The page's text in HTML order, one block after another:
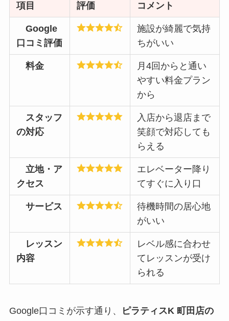
項目 評価 コメント
Google
口コミ評価
施設が綺麗で気持
ちがいい
料金
月4回からと通い
やすい料金プラン
から
スタッフ
の対応
入店から退店まで
笑顔で対応しても
らえる
立地・ア
クセス
エレベーター降り
てすぐに入り口
サービス
待機時間の居心地
がいい
レッスン
内容
レベル感に合わせ
てレッスンが受け
られる
Google口コミが示す通り、
ピラティスK 町田店の